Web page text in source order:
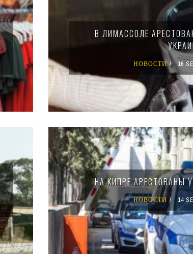
В ЛИМАССОЛЕ
НОВОСТИ 16
НА КИПРЕ АРЕСТОВАНЫ
НОВОСТИ 14